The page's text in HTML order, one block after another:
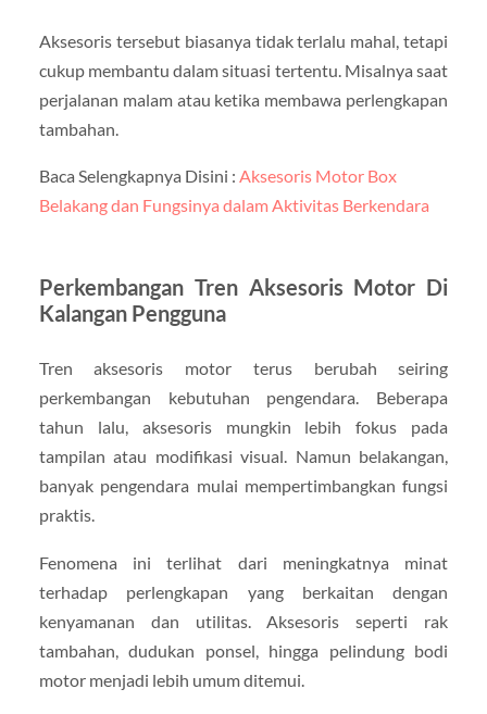
Aksesoris tersebut biasanya tidak terlalu mahal, tetapi
cukup membantu dalam situasi tertentu. Misalnya saat
perjalanan malam atau ketika membawa perlengkapan
tambahan.
Baca Selengkapnya Disini : Aksesoris Motor Box
Belakang dan Fungsinya dalam Aktivitas Berkendara
Perkembangan Tren Aksesoris Motor Di
Kalangan Pengguna
Tren aksesoris motor terus berubah seiring
perkembangan kebutuhan pengendara. Beberapa
tahun lalu, aksesoris mungkin lebih fokus pada
tampilan atau modifikasi visual. Namun belakangan,
banyak pengendara mulai mempertimbangkan fungsi
praktis.
Fenomena ini terlihat dari meningkatnya minat
terhadap perlengkapan yang berkaitan dengan
kenyamanan dan utilitas. Aksesoris seperti rak
tambahan, dudukan ponsel, hingga pelindung bodi
motor menjadi lebih umum ditemui.